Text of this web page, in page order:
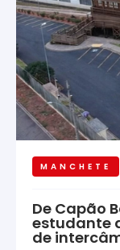
MANCHETE
De Capão
estudante
de